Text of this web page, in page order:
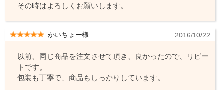
その時はよろしくお願いします。
かいちょー様 2016/10/22
以前、同じ商品を注文させて頂き、良かったので、リピー
トです。
包装も丁寧で、商品もしっかりしています。